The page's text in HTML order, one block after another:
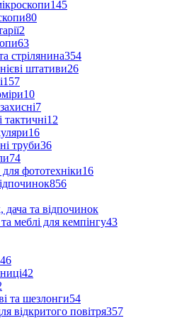
145
80
2
63
стрілянина354
штативи26
157
10
7
тактичні12
16
труби36
74
фототехніки16
856
дача та відпочинок
меблі для кемпінгу43
46
42
та шезлонги54
відкритого повітря357